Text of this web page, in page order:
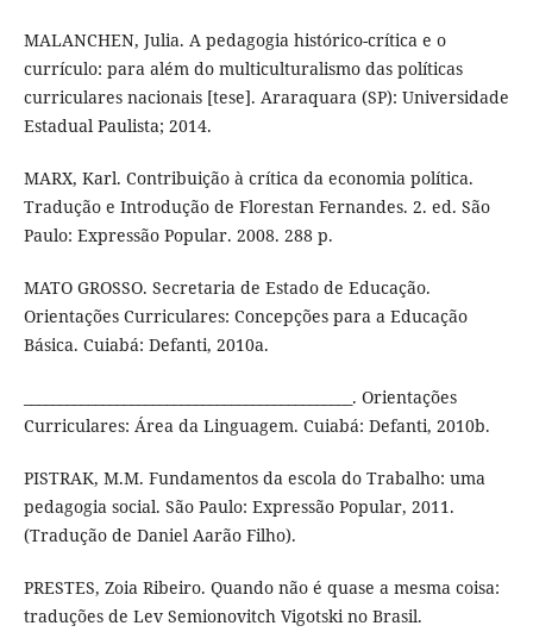
MALANCHEN, Julia. A pedagogia histórico-crítica e o
currículo: para além do multiculturalismo das políticas
curriculares nacionais [tese]. Araraquara (SP): Universidade
Estadual Paulista; 2014.
MARX, Karl. Contribuição à crítica da economia política.
Tradução e Introdução de Florestan Fernandes. 2. ed. São
Paulo: Expressão Popular. 2008. 288 p.
MATO GROSSO. Secretaria de Estado de Educação.
Orientações Curriculares: Concepções para a Educação
Básica. Cuiabá: Defanti, 2010a.
______________________________________________. Orientações
Curriculares: Área da Linguagem. Cuiabá: Defanti, 2010b.
PISTRAK, M.M. Fundamentos da escola do Trabalho: uma
pedagogia social. São Paulo: Expressão Popular, 2011.
(Tradução de Daniel Aarão Filho).
PRESTES, Zoia Ribeiro. Quando não é quase a mesma coisa:
traduções de Lev Semionovitch Vigotski no Brasil.